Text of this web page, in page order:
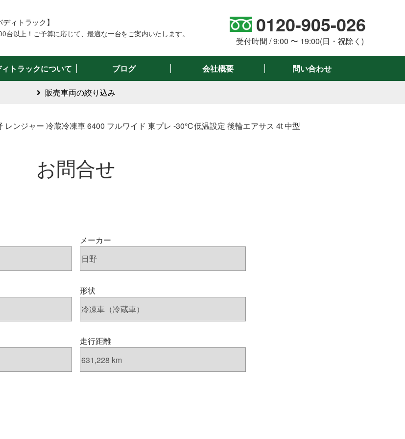
ィトラック】
台以上！ご予算に応じて、最適な一台をご案内いたします。 0120-905-026
受付時間 / 9:00 〜 19:00(日・祝除く)
トラックについて ブログ 会社概要 問い合わせ
販売車両の絞り込み
レンジャー 冷蔵冷凍車 6400 フルワイド 東プレ -30℃低温設定 後輪エアサス 4t 中型
お問合せ
メーカー
形状
走行距離